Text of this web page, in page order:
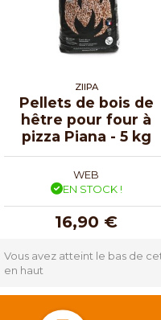
ZIIPA
Pellets de bois de
hêtre pour four à
pizza Piana - 5 kg
WEB
EN STOCK !
16,90 €
Vous avez atteint le bas de
en haut